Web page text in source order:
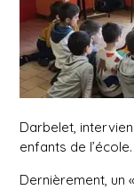
Darbelet,
enfants de l’école.
Dernièrement, un